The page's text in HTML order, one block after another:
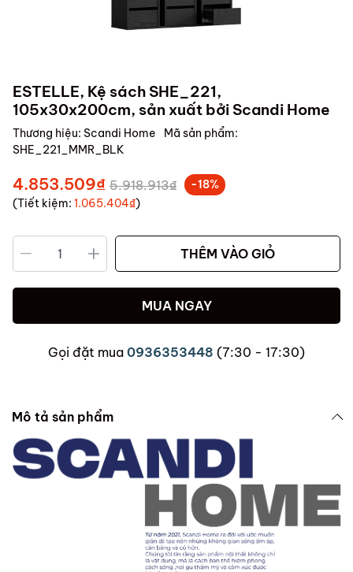
ESTELLE, Kệ sách SHE_221,
105x30x200cm, sản xuất bởi Scandi Home
Thương hiệu: Scandi Home
Mã sản phẩm:
SHE_221_MMR_BLK
4.853.509₫ 5.918.913₫
-18%
(Tiết kiệm: 1.065.404₫)
THÊM VÀO GIỎ
MUA NGAY
Gọi đặt mua 0936353448 (7:30 - 17:30)
Mô tả sản phẩm